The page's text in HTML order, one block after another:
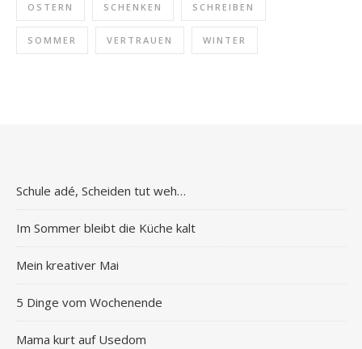
OSTERN SCHENKEN SCHREIBEN
SOMMER VERTRAUEN WINTER
Schule adé, Scheiden tut weh…
Im Sommer bleibt die Küche kalt
Mein kreativer Mai
5 Dinge vom Wochenende
Mama kurt auf Usedom